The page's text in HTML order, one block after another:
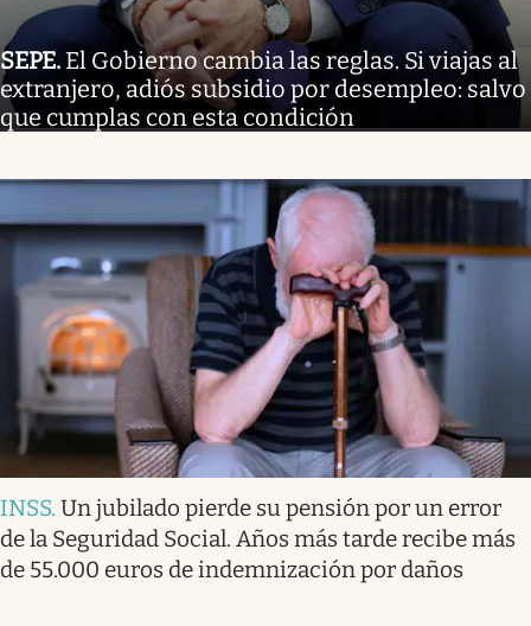
SEPE. El Gobierno cambia las reglas. Si viajas al
extranjero, adiós subsidio por desempleo: salvo
que cumplas con esta condición
INSS. Un jubilado pierde su pensión por un error
de la Seguridad Social. Años más tarde recibe más
de 55.000 euros de indemnización por daños